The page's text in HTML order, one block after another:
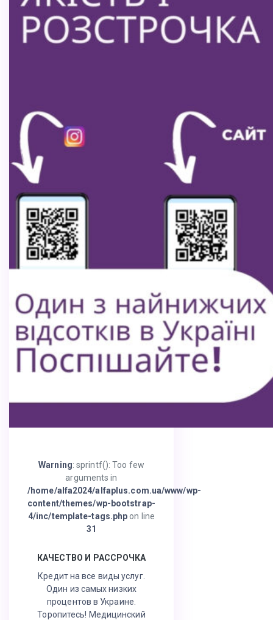
Warning: sprintf(): Too few
arguments in
/home/alfa2024/alfaplus.com.ua/www/wp-
content/themes/wp-bootstrap-
4/inc/template-tags.php on line
31
КАЧЕСТВО И РАССРОЧКА
Кредит на все виды услуг.
Один из самых низких
процентов в Украине.
Торопитесь! Медицинский